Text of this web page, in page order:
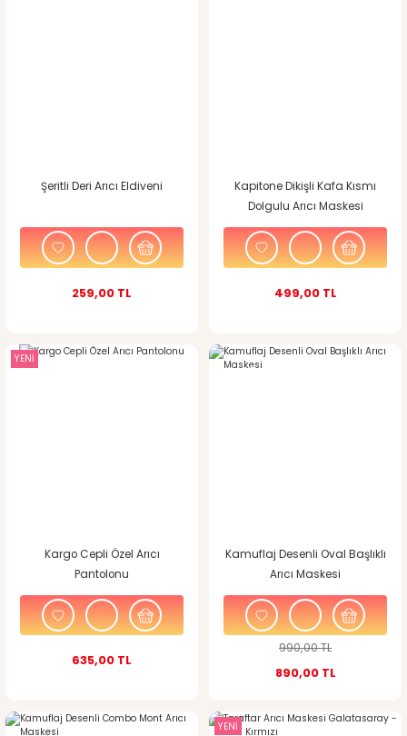
Şeritli Deri Arıcı Eldiveni
259,00 TL
Kapitone Dikişli Kafa Kısmı
Dolgulu Arıcı Maskesi
499,00 TL
YENİ
Kargo Cepli Özel Arıcı
Pantolonu
635,00 TL
%10
Kamuflaj Desenli Oval Başlıklı
Arıcı Maskesi
990,00 TL
890,00 TL
YENİ